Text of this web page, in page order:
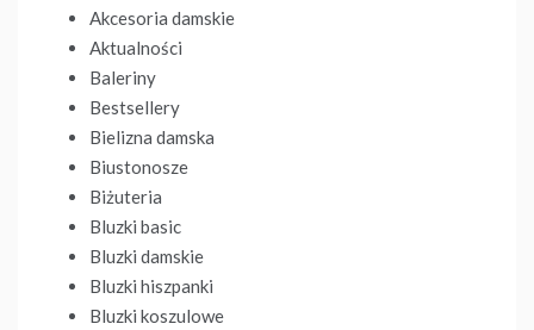
Akcesoria damskie
Aktualności
Baleriny
Bestsellery
Bielizna damska
Biustonosze
Biżuteria
Bluzki basic
Bluzki damskie
Bluzki hiszpanki
Bluzki koszulowe